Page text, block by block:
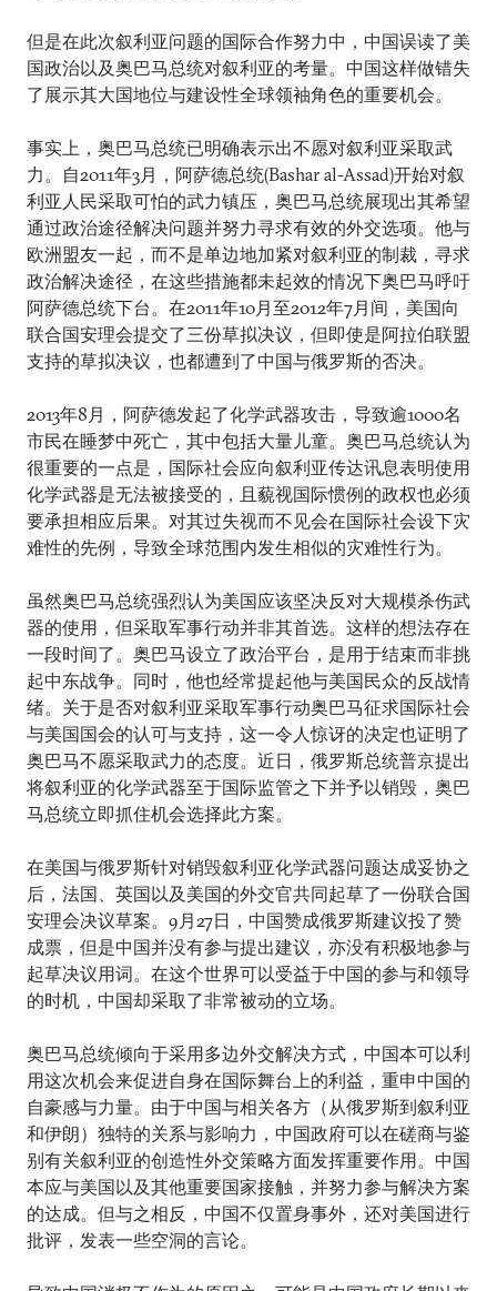
但是在此次叙利亚问题的国际合作努力中，中国误读了美
国政治以及奥巴马总统对叙利亚的考量。中国这样做错失
了展示其大国地位与建设性全球领袖角色的重要机会。
事实上，奥巴马总统已明确表示出不愿对叙利亚采取武
力。自2011年3月，阿萨德总统(Bashar al-Assad)开始对叙
利亚人民采取可怕的武力镇压，奥巴马总统展现出其希望
通过政治途径解决问题并努力寻求有效的外交选项。他与
欧洲盟友一起，而不是单边地加紧对叙利亚的制裁，寻求
政治解决途径，在这些措施都未起效的情况下奥巴马呼吁
阿萨德总统下台。在2011年10月至2012年7月间，美国向
联合国安理会提交了三份草拟决议，但即使是阿拉伯联盟
支持的草拟决议，也都遭到了中国与俄罗斯的否决。
2013年8月，阿萨德发起了化学武器攻击，导致逾1000名
市民在睡梦中死亡，其中包括大量儿童。奥巴马总统认为
很重要的一点是，国际社会应向叙利亚传达讯息表明使用
化学武器是无法被接受的，且藐视国际惯例的政权也必须
要承担相应后果。对其过失视而不见会在国际社会设下灾
难性的先例，导致全球范围内发生相似的灾难性行为。
虽然奥巴马总统强烈认为美国应该坚决反对大规模杀伤武
器的使用，但采取军事行动并非其首选。这样的想法存在
一段时间了。奥巴马设立了政治平台，是用于结束而非挑
起中东战争。同时，他也经常提起他与美国民众的反战情
绪。关于是否对叙利亚采取军事行动奥巴马征求国际社会
与美国国会的认可与支持，这一令人惊讶的决定也证明了
奥巴马不愿采取武力的态度。近日，俄罗斯总统普京提出
将叙利亚的化学武器至于国际监管之下并予以销毁，奥巴
马总统立即抓住机会选择此方案。
在美国与俄罗斯针对销毁叙利亚化学武器问题达成妥协之
后，法国、英国以及美国的外交官共同起草了一份联合国
安理会决议草案。9月27日，中国赞成俄罗斯建议投了赞
成票，但是中国并没有参与提出建议，亦没有积极地参与
起草决议用词。在这个世界可以受益于中国的参与和领导
的时机，中国却采取了非常被动的立场。
奥巴马总统倾向于采用多边外交解决方式，中国本可以利
用这次机会来促进自身在国际舞台上的利益，重申中国的
自豪感与力量。由于中国与相关各方（从俄罗斯到叙利亚
和伊朗）独特的关系与影响力，中国政府可以在磋商与鉴
别有关叙利亚的创造性外交策略方面发挥重要作用。中国
本应与美国以及其他重要国家接触，并努力参与解决方案
的达成。但与之相反，中国不仅置身事外，还对美国进行
批评，发表一些空洞的言论。